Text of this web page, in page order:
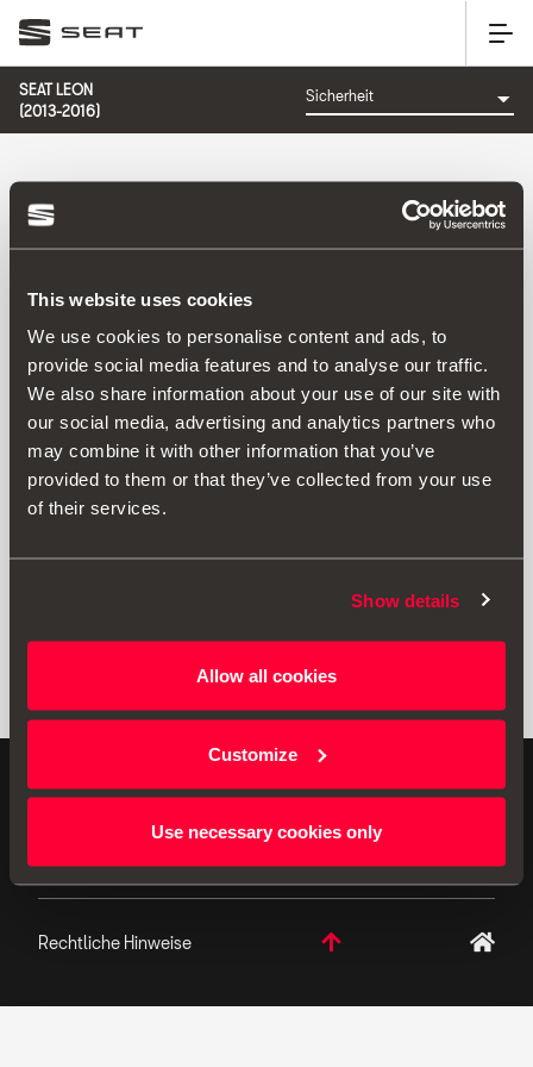
This website uses cookies
We use cookies to personalise content and ads, to
provide social media features and to analyse our traffic.
We also share information about your use of our site with
our social media, advertising and analytics partners who
may combine it with other information that you’ve
provided to them or that they’ve collected from your use
of their services.
Show details
Allow all cookies
Customize
Use necessary cookies only
SEAT LEON
(2013-2016)
Sortieren nach:
Erscheinungsdatum|A-Z|Z-A|Preis: aufsteigend|
Preis: absteigend
No Results
KATEGORIE: SICHERHEIT
ORIGINAL ZUBEHÖR - SEAT hat sich der
kontinuierlichen Produktentwicklung verschrieben und
Rechtliche Hinweise